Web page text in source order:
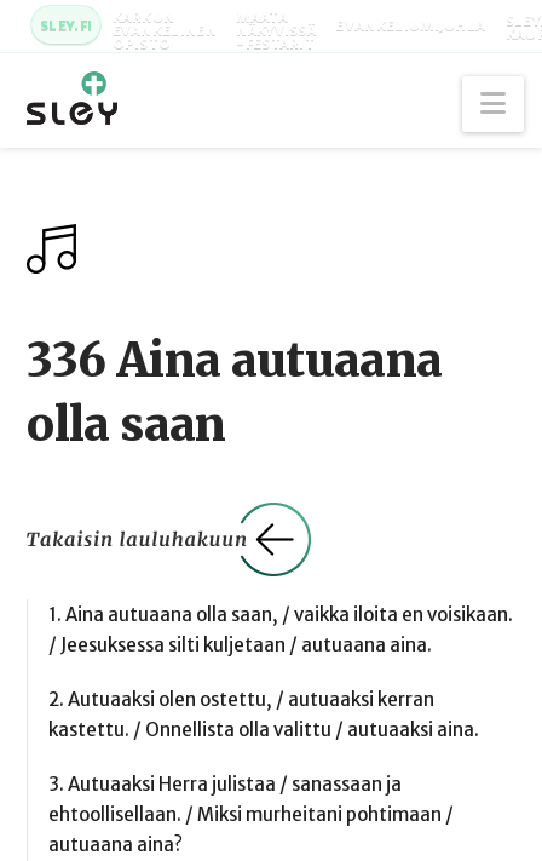
SLEY.FI KARKUN
EVANKELINEN
OPISTO
MAATA
NÄKYVISSÄ
-FESTARIT
EVANKELIUMIJUHLA
336 Aina autuaana
olla saan
1. Aina autuaana olla saan, / vaikka iloita en voisikaan.
/ Jeesuksessa silti kuljetaan / autuaana aina.
2. Autuaaksi olen ostettu, / autuaaksi kerran
kastettu. / Onnellista olla valittu / autuaaksi aina.
3. Autuaaksi Herra julistaa / sanassaan ja
ehtoollisellaan. / Miksi murheitani pohtimaan /
autuaana aina?